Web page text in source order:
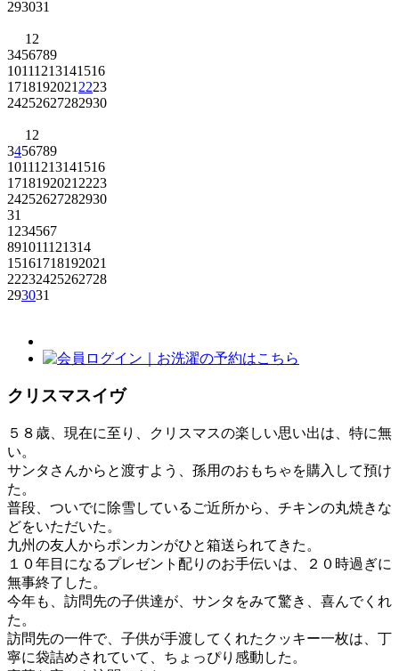
293031
1 2
3456789
10111213141516
1718192021 2223
24252627282930
1 2
3456789
10111213141516
1718192021 2223
24252627282930
31
1 234567
891011121314
15161718192021
22232425262728
293031
クリスマスイヴ
５８歳、現在に至り、クリスマスの楽しい思い出は、特に無
い。
サンタさんからと渡すよう、孫用のおもちゃを購入して預け
た。
普段、ついでに除雪しているご近所から、チキンの丸焼きな
どをいただいた。
九州の友人からポンカンがひと箱送られてきた。
１０年目になるプレゼント配りのお手伝いは、２０時過ぎに
無事終了した。
今年も、訪問先の子供達が、サンタをみて驚き、喜んでくれ
た。
訪問先の一件で、子供が手渡してくれたクッキー一枚は、丁
寧に袋詰めされていて、ちょっぴり感動した。